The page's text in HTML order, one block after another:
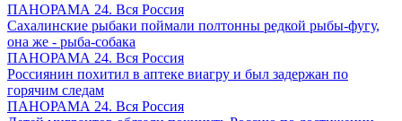
ПАНОРАМА 24. Вся Россия
Сахалинские рыбаки поймали полтонны редкой рыбы-фугу,
она же - рыба-собака
ПАНОРАМА 24. Вся Россия
Россиянин похитил в аптеке виагру и был задержан по
горячим следам
ПАНОРАМА 24. Вся Россия